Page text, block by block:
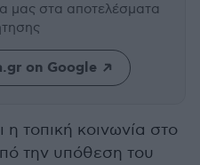
μας στα αποτελέσματα
on Google
τοπική κοινωνία στο
την υπόθεση του